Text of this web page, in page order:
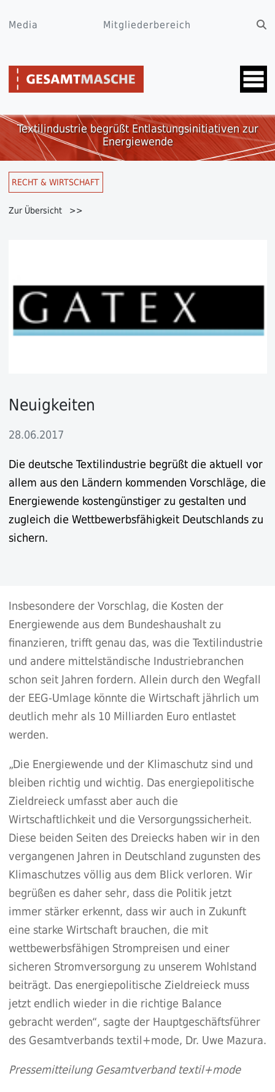
Media Mitgliederbereich
Textilindustrie begrüßt Entlastungsinitiativen zur
Energiewende
RECHT & WIRTSCHAFT
Zur Übersicht >>
Neuigkeiten
28.06.2017
Die deutsche Textilindustrie begrüßt die aktuell vor
allem aus den Ländern kommenden Vorschläge, die
Energiewende kostengünstiger zu gestalten und
zugleich die Wettbewerbsfähigkeit Deutschlands zu
sichern.
Insbesondere der Vorschlag, die Kosten der
Energiewende aus dem Bundeshaushalt zu
finanzieren, trifft genau das, was die Textilindustrie
und andere mittelständische Industriebranchen
schon seit Jahren fordern. Allein durch den Wegfall
der EEG-Umlage könnte die Wirtschaft jährlich um
deutlich mehr als 10 Milliarden Euro entlastet
werden.
„Die Energiewende und der Klimaschutz sind und
bleiben richtig und wichtig. Das energiepolitische
Zieldreieck umfasst aber auch die
Wirtschaftlichkeit und die Versorgungssicherheit.
Diese beiden Seiten des Dreiecks haben wir in den
vergangenen Jahren in Deutschland zugunsten des
Klimaschutzes völlig aus dem Blick verloren. Wir
begrüßen es daher sehr, dass die Politik jetzt
immer stärker erkennt, dass wir auch in Zukunft
eine starke Wirtschaft brauchen, die mit
wettbewerbsfähigen Strompreisen und einer
sicheren Stromversorgung zu unserem Wohlstand
beiträgt. Das energiepolitische Zieldreieck muss
jetzt endlich wieder in die richtige Balance
gebracht werden“, sagte der Hauptgeschäftsführer
des Gesamtverbands textil+mode, Dr. Uwe Mazura.
Pressemitteilung Gesamtverband textil+mode